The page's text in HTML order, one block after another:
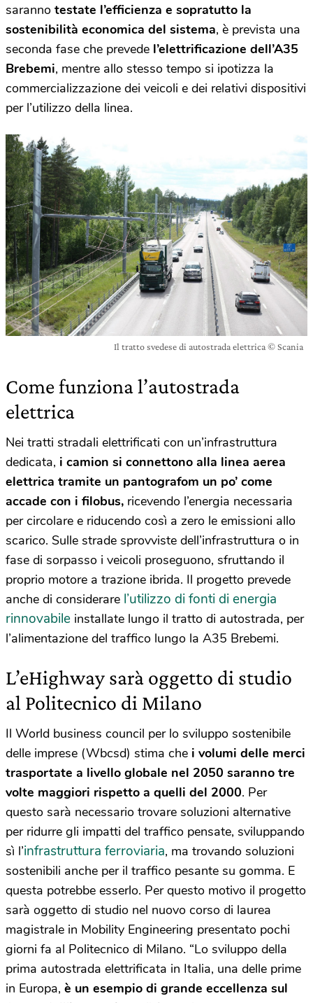
saranno testate l’efficienza e sopratutto la
sostenibilità economica del sistema, è prevista una
seconda fase che prevede l’elettrificazione dell’A35
Brebemi, mentre allo stesso tempo si ipotizza la
commercializzazione dei veicoli e dei relativi dispositivi
per l’utilizzo della linea.
Il tratto svedese di autostrada elettrica © Scania
Come funziona l’autostrada
elettrica
Nei tratti stradali elettrificati con un’infrastruttura
dedicata, i camion si connettono alla linea aerea
elettrica tramite un pantografom un po’ come
accade con i filobus, ricevendo l’energia necessaria
per circolare e riducendo così a zero le emissioni allo
scarico. Sulle strade sprovviste dell’infrastruttura o in
fase di sorpasso i veicoli proseguono, sfruttando il
proprio motore a trazione ibrida. Il progetto prevede
anche di considerare l’utilizzo di fonti di energia
rinnovabile installate lungo il tratto di autostrada, per
l’alimentazione del traffico lungo la A35 Brebemi.
L’eHighway sarà oggetto di studio
al Politecnico di Milano
Il World business council per lo sviluppo sostenibile
delle imprese (Wbcsd) stima che i volumi delle merci
trasportate a livello globale nel 2050 saranno tre
volte maggiori rispetto a quelli del 2000. Per
questo sarà necessario trovare soluzioni alternative
per ridurre gli impatti del traffico pensate, sviluppando
sì l’infrastruttura ferroviaria, ma trovando soluzioni
sostenibili anche per il traffico pesante su gomma. E
questa potrebbe esserlo. Per questo motivo il progetto
sarà oggetto di studio nel nuovo corso di laurea
magistrale in Mobility Engineering presentato pochi
giorni fa al Politecnico di Milano. “Lo sviluppo della
prima autostrada elettrificata in Italia, una delle prime
in Europa, è un esempio di grande eccellenza sul